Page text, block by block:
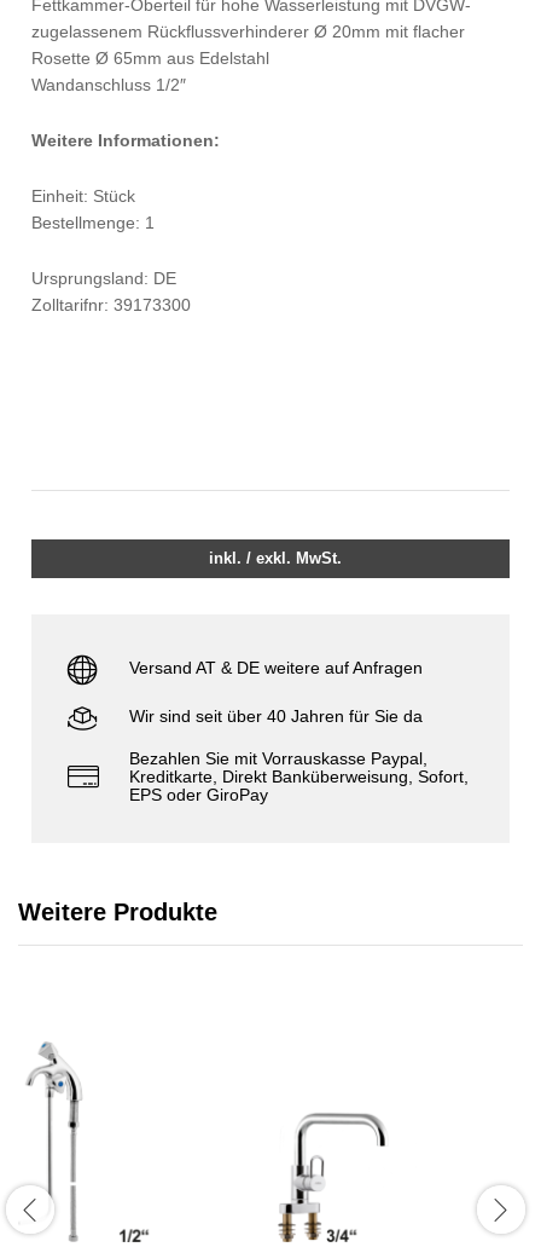
Fettkammer-Oberteil für hohe Wasserleistung mit DVGW-
zugelassenem Rückflussverhinderer Ø 20mm mit flacher
Rosette Ø 65mm aus Edelstahl
Wandanschluss 1/2″
Weitere Informationen:
Einheit: Stück
Bestellmenge: 1
Ursprungsland: DE
Zolltarifnr: 39173300
inkl. / exkl. MwSt.
Versand AT & DE weitere auf Anfragen
Wir sind seit über 40 Jahren für Sie da
Bezahlen Sie mit Vorrauskasse Paypal,
Kreditkarte, Direkt Banküberweisung, Sofort,
EPS oder GiroPay
Weitere Produkte